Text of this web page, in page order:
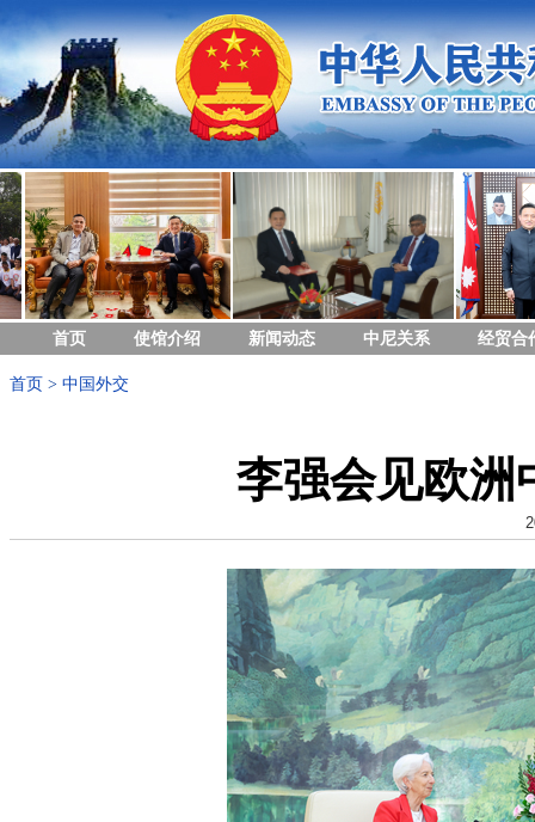
首页 使馆介绍 新闻动态 中尼关系 经贸合
首页 > 中国外交
李强会见欧洲